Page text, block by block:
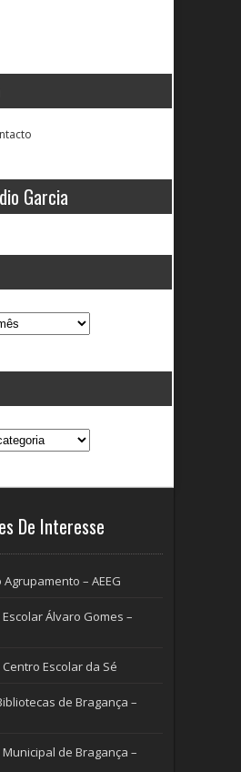
Garcia
De Interesse
– AEEG
Álvaro Gomes –
Escolar da Sé
de Bragança –
de Bragança –